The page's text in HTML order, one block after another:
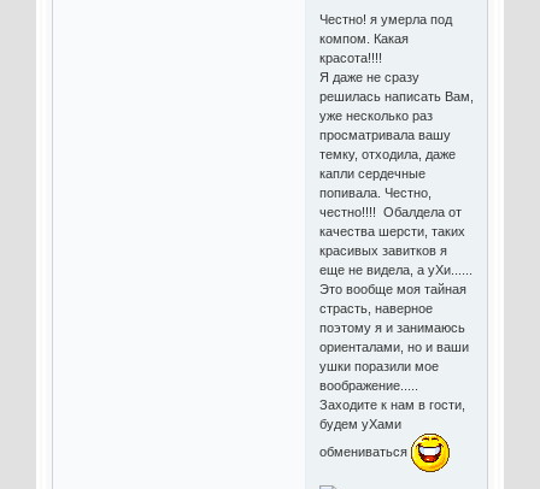
Честно! я умерла под
компом. Какая
красота!!!!
Я даже не сразу
решилась написать Вам,
уже несколько раз
просматривала вашу
темку, отходила, даже
капли сердечные
попивала. Честно,
честно!!!! Обалдела от
качества шерсти, таких
красивых завитков я
еще не видела, а уХи......
Это вообще моя тайная
страсть, наверное
поэтому я и занимаюсь
ориенталами, но и ваши
ушки поразили мое
воображение.....
Заходите к нам в гости,
будем уХами
обмениваться